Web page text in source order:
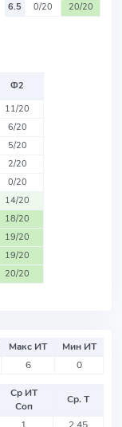
6.5
0/20 20/20
Ф2
11/20
6/20
5/20
2/20
0/20
14/20
18/20
19/20
19/20
20/20
Макс ИТ
Мин ИТ
6 0
Ср ИТ
Соп
Ср. Т